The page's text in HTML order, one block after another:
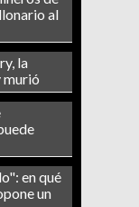
al
la
murió
en qué
un